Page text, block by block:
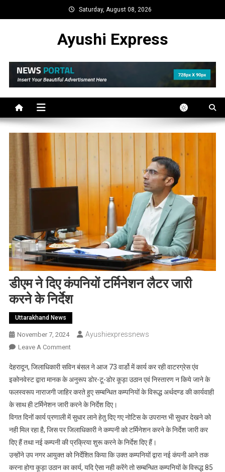
to
Saturday, August 08, 2026
Ayushi Express
डीएम ने दिए कंपनियों टर्मिनेशन लैटर जारी
करने के निर्देश
Uttarakhand News
November 7, 2024 Ayushiexpressnews
Leave A CommentOn
ने
दिए
कंपनियों
टर्मिनेशन
लैटर
जारी
करने
के
निर्देश
देहरादून, जिलाधिकारी सविन बंसल ने आज 73 वार्डो में कार्य कर रही वाटरग्रेस एंव
इकोनवेस्ट द्वारा मानक के अनुरूप डोर-टू-डोर कूड़ा उठान एवं निस्तारण न किये जाने के
फलस्वरूप नाराजगी जाहिर करते हुए सम्बन्धित कम्पनियों के विरूद्ध अर्थदण्ड की कार्यवाही
के साथ ही टर्मिनेशन जारी करने के निर्देश दिए।
विगत दिनों कार्य प्रणाली में सुधार लाने हेतु दिए गए नोटिस के उपरान्त भी सुधार देखने को
नही मिल रहा है, जिस पर जिलाधिकारी ने कम्पनी को टर्मिनेशन करने के निर्देश जारी कर
दिए हैं तथा नई कम्पनी की प्रक्रिया शुरू करने के निर्देश दिए हैं।
उन्होंने उप नगर आयुक्त को निर्देशित किया कि उक्त कम्पनियों द्वारा नई कंपनी आने तक
करना होगा कूड़ा उठान का कार्य, यदि ऐसा नही करेंगे तो सम्बन्धित कम्पनियों के विरूद्ध 85